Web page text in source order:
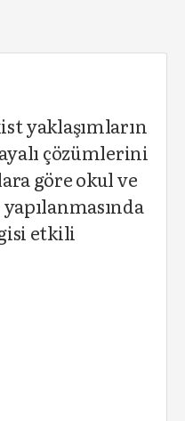
yaklaşımların
çözümlerini
göre okul ve
etkili